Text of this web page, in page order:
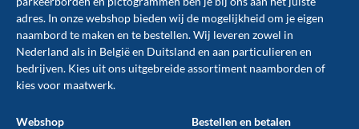
adres. In onze webshop bieden wij de mogelijkheid om je eigen
naambord te maken en te bestellen. Wij leveren zowel in
Nederland als in België en Duitsland en aan particulieren en
bedrijven. Kies uit ons uitgebreide assortiment naamborden of
kies voor maatwerk.
Webshop
Bestellen en betalen